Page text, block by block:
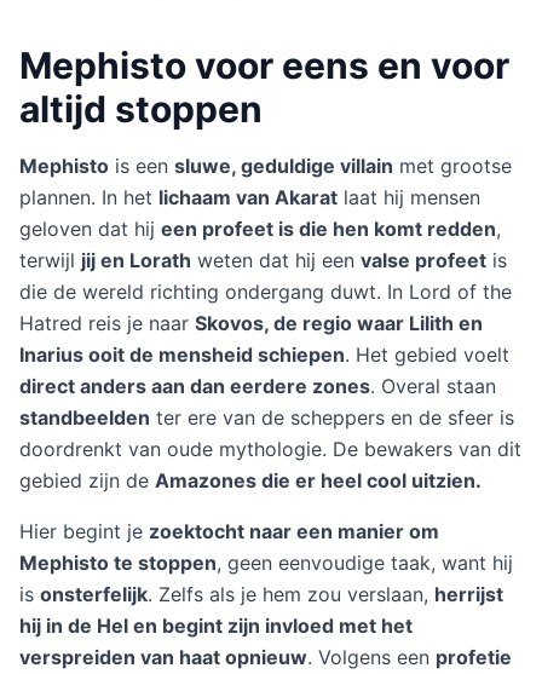
Mephisto voor eens en voor
altijd stoppen
Mephisto is een sluwe, geduldige villain met grootse
plannen. In het lichaam van Akarat laat hij mensen
geloven dat hij een profeet is die hen komt redden,
terwijl jij en Lorath weten dat hij een valse profeet is
die de wereld richting ondergang duwt. In Lord of the
Hatred reis je naar Skovos, de regio waar Lilith en
Inarius ooit de mensheid schiepen. Het gebied voelt
direct anders aan dan eerdere zones. Overal staan
standbeelden ter ere van de scheppers en de sfeer is
doordrenkt van oude mythologie. De bewakers van dit
gebied zijn de Amazones die er heel cool uitzien.
Hier begint je zoektocht naar een manier om
Mephisto te stoppen, geen eenvoudige taak, want hij
is onsterfelijk. Zelfs als je hem zou verslaan, herrijst
hij in de Hel en begint zijn invloed met het
verspreiden van haat opnieuw. Volgens een profetie